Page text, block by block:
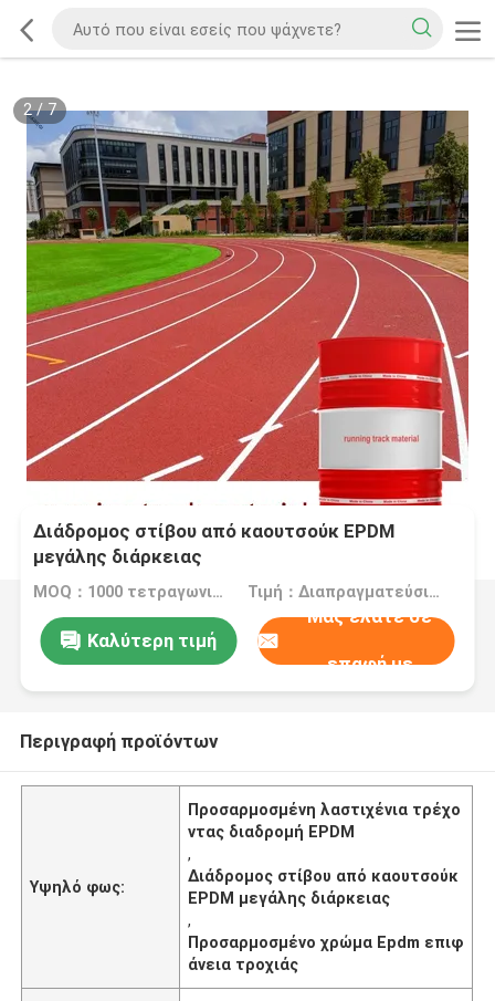
2/7
Διάδρομος στίβου από καουτσούκ EPDM
μεγάλης διάρκειας
MOQ：1000 τετραγωνικά μέτρα Τιμή：Διαπραγματεύσιμος
Καλύτερη τιμή
Μας ελάτε σε
επαφή με
Περιγραφή προϊόντων
Υψηλό φως:
Προσαρμοσμένη λαστιχένια τρέχο
ντας διαδρομή EPDM
,
Διάδρομος στίβου από καουτσούκ
EPDM μεγάλης διάρκειας
,
Προσαρμοσμένο χρώμα Epdm επιφ
άνεια τροχιάς